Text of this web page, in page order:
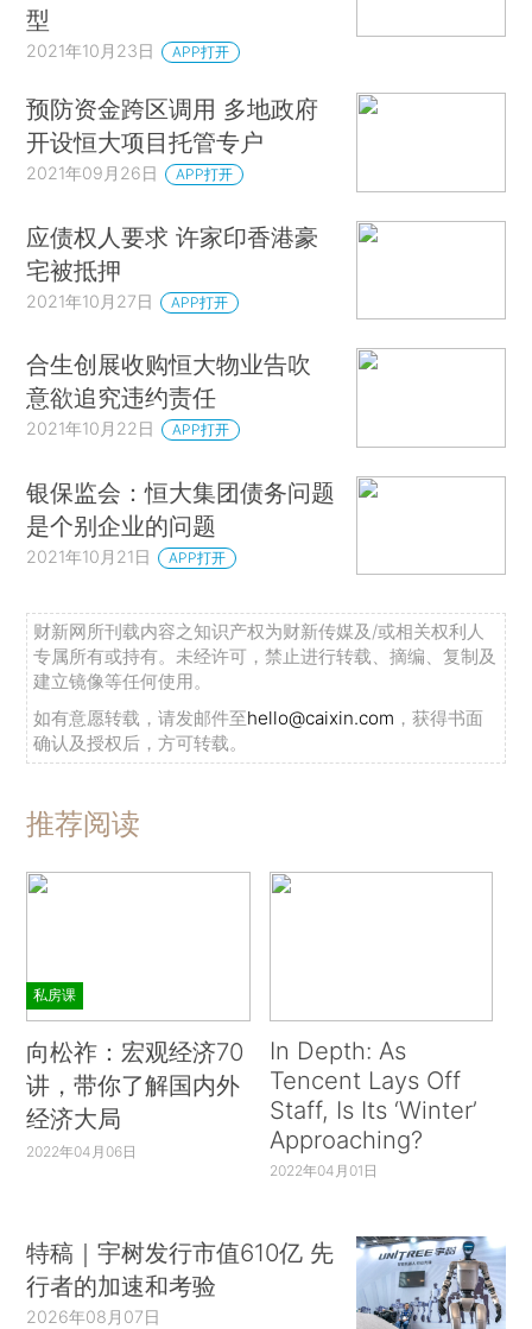
型
2021年10月23日 APP打开
预防资金跨区调用 多地政府
开设恒大项目托管专户
2021年09月26日 APP打开
应债权人要求 许家印香港豪
宅被抵押
2021年10月27日 APP打开
合生创展收购恒大物业告吹
意欲追究违约责任
2021年10月22日 APP打开
银保监会：恒大集团债务问题
是个别企业的问题
2021年10月21日 APP打开
财新网所刊载内容之知识产权为财新传媒及/或相关权利人
专属所有或持有。未经许可，禁止进行转载、摘编、复制及
建立镜像等任何使用。
如有意愿转载，请发邮件至hello@caixin.com ，获得书面
确认及授权后，方可转载。
推荐阅读
私房课
向松祚：宏观经济70
讲，带你了解国内外
经济大局
2022年04月06日
In Depth: As
Tencent Lays Off
Staff, Is Its ‘Winter’
Approaching?
2022年04月01日
特稿｜宇树发行市值610亿 先
行者的加速和考验
2026年08月07日